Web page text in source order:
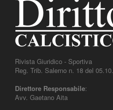
Rivista Giuridico - Sportiva
Reg. Trib. Salerno n. 18 del
Direttore Responsabile:
Avv. Gaetano Aita